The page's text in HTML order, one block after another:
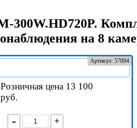
300W.HD720P.
на 8
Артикул: 57094
Розничная цена 13 100
руб.
- +